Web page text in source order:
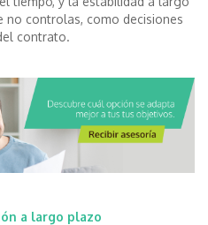
no controlas, como decisiones
contrato.
a largo plazo